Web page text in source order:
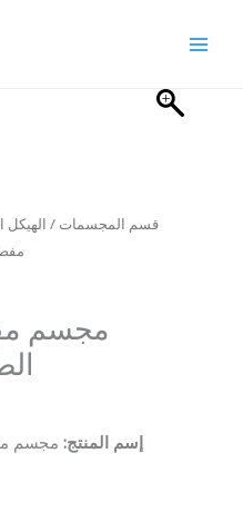
قسم المجسمات /
مجسم
إسم المنتج: مجسم